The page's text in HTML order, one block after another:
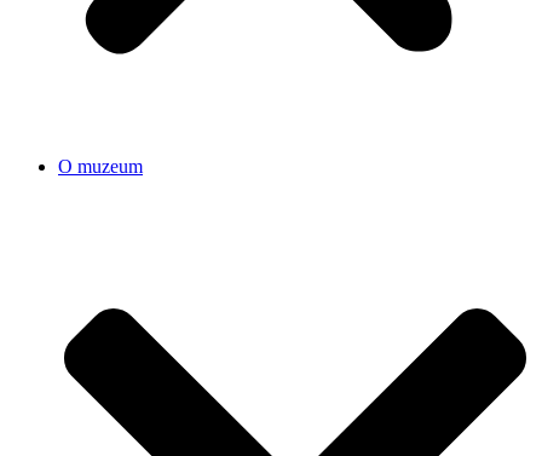
O muzeum